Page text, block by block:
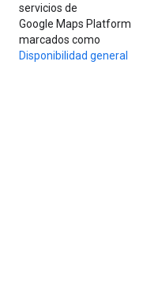
servicios de
Google Maps Platform
marcados como
Disponibilidad general